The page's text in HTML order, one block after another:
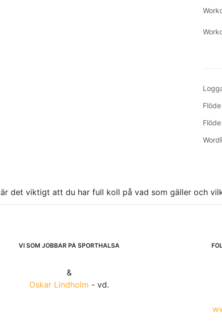
är det viktigt att du har full koll på vad som gäller och
VI SOM JOBBAR PÅ SPORTHÄLSA
&
Oskar Lindholm - vd.